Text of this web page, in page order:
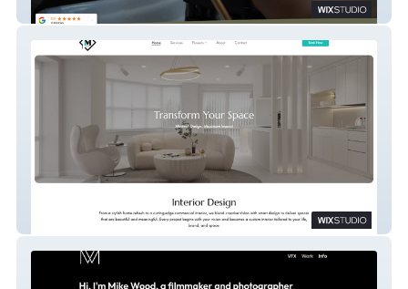
Charleston Head Spa